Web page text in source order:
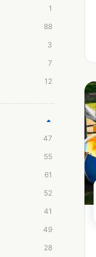
1
88
3
7
12
47
55
61
52
41
49
28